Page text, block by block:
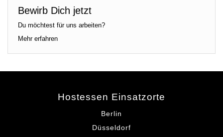
Bewirb Dich jetzt
Du möchtest für uns arbeiten?
Mehr erfahren
Hostessen Einsatzorte
Berlin
Düsseldorf